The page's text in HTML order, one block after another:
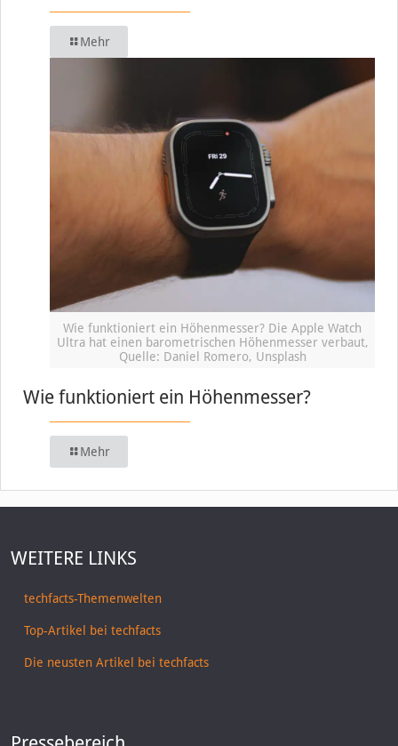
Mehr
Wie funktioniert ein Höhenmesser? Die Apple Watch
Ultra hat einen barometrischen Höhenmesser verbaut,
Quelle: Daniel Romero, Unsplash
Wie funktioniert ein Höhenmesser?
Mehr
WEITERE LINKS
techfacts-Themenwelten
Top-Artikel bei techfacts
Die neusten Artikel bei techfacts